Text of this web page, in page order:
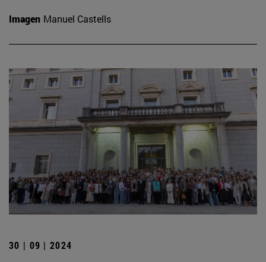
Imagen Manuel Castells
30 | 09 | 2024